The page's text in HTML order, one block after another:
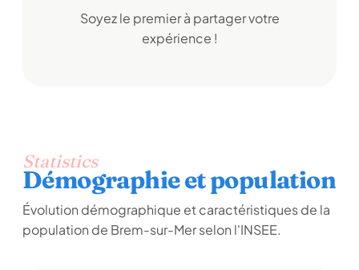
Soyez le premier à partager votre
expérience !
Statistics
Démographie et population
Évolution démographique et caractéristiques de la
population de Brem-sur-Mer selon l'INSEE.